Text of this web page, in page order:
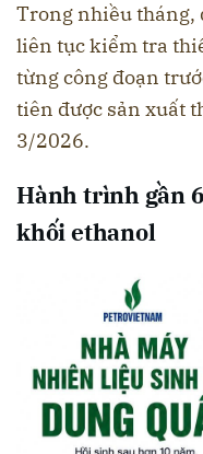
Trong nhiều tháng,
liên tục kiểm tra
từng công đoạn
tiên được sản xuất
3/2026.
Hành trình gần
khối ethanol